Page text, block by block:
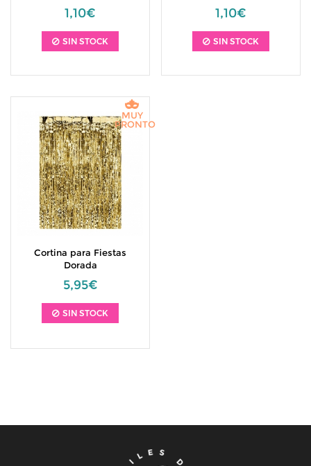
1,10€
SIN STOCK
1,10€
SIN STOCK
Cortina para Fiestas
Dorada
5,95€
SIN STOCK
MUY
PRONTO